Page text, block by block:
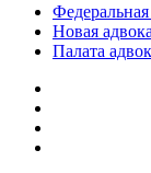
Федеральная
Новая
Палата